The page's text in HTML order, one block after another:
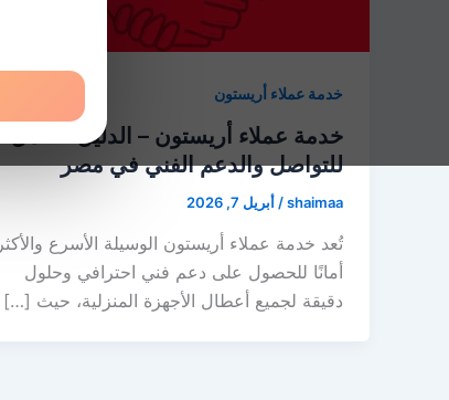
خدمة عملاء أريستون
خدمة عملاء أريستون – الدليل الكامل
للتواصل والدعم الفني في مصر
shaimaa
/ أبريل 7, 2026
تُعد خدمة عملاء أريستون الوسيلة الأسرع والأكثر
أمانًا للحصول على دعم فني احترافي وحلول
دقيقة لجميع أعطال الأجهزة المنزلية، حيث […]